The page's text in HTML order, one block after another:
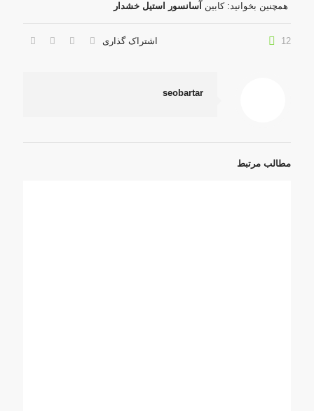
همچنین بخوانید: کابین آسانسور استیل خشدار
اشتراک گذاری 12
seobartar
مطالب مرتبط